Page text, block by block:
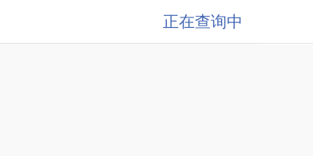
正在查询中